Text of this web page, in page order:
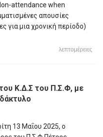
attendance when
απουσίες
για μια χρονική περίοδο)
λεπτομέρειες
Κ.Δ.Σ του Π.Σ.Φ, με
13 Μαΐου 2025, ο